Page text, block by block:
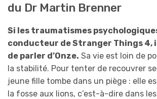
du Dr Martin Brenner
Si les traumatismes
conducteur de Stranger Things 4,
de parler d’Onze. Sa vie est loin de
la stabilité. Pour tenter de recouvrer
jeune fille tombe dans un piège : elle
la fosse aux lions, c’est-à-dire dans